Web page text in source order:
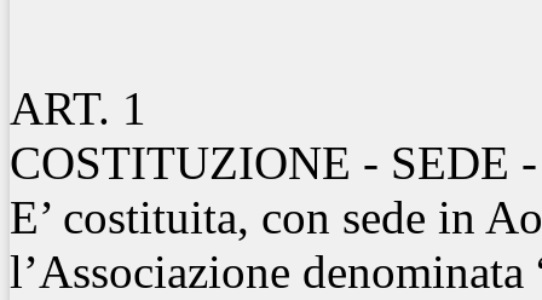
ART. 1
COSTITUZIONE - SEDE
E’ costituita, con sede in
l’Associazione